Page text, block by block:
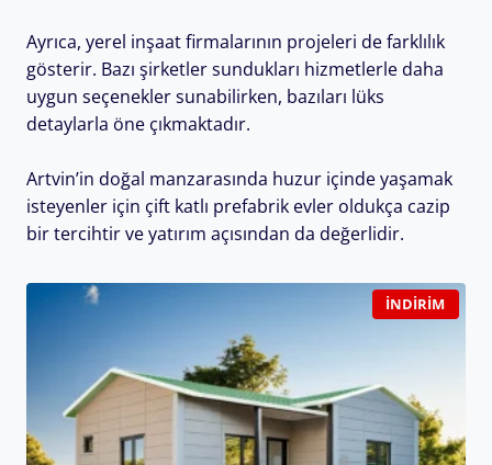
Ayrıca, yerel inşaat firmalarının projeleri de farklılık
gösterir. Bazı şirketler sundukları hizmetlerle daha
uygun seçenekler sunabilirken, bazıları lüks
detaylarla öne çıkmaktadır.
Artvin’in doğal manzarasında huzur içinde yaşamak
isteyenler için çift katlı prefabrik evler oldukça cazip
bir tercihtir ve yatırım açısından da değerlidir.
İNDIRIM